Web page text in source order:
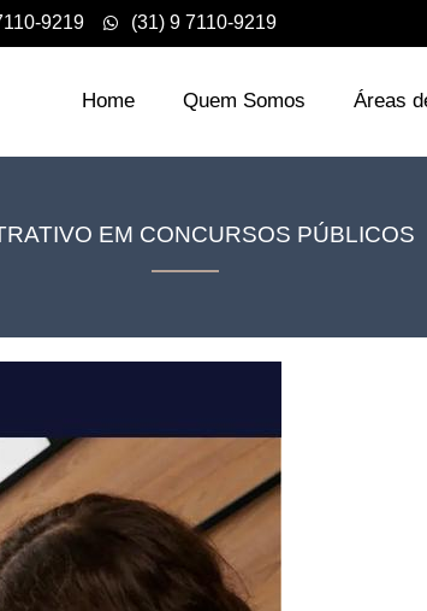
9219 (31) 9 7110-9219
Home Quem Somos Áreas
EM CONCURSOS PÚBLICOS